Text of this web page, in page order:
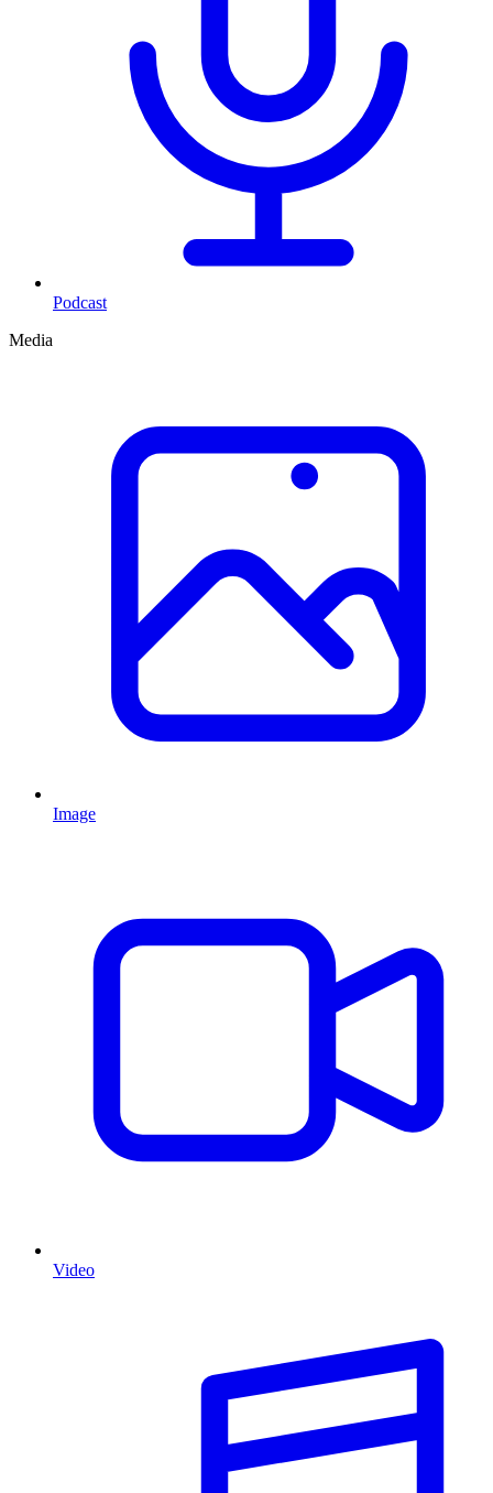
Podcast
Media
Image
Video